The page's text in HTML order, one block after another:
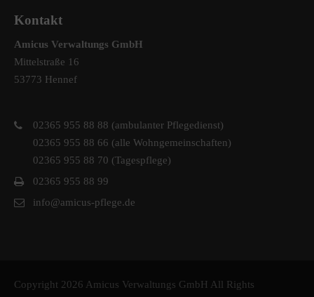
Kontakt
Amicus Verwaltungs GmbH
Mittelstraße 16
53773 Hennef
02365 955 88 88 (ambulanter Pflegedienst)
02365 955 88 66 (alle Wohngemeinschaften)
02365 955 88 70 (Tagespflege)
02365 955 88 99
info@amicus-pflege.de
Copyright 2026 Amicus Verwaltungs GmbH All Rights